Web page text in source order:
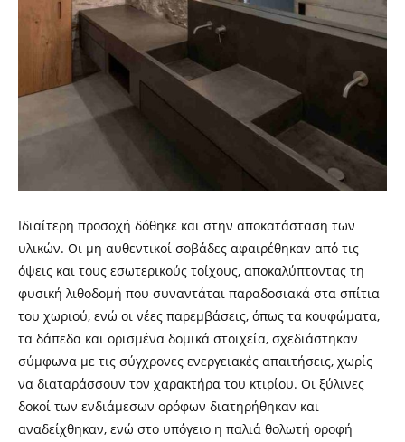
Ιδιαίτερη προσοχή δόθηκε και στην αποκατάσταση των
υλικών. Οι μη αυθεντικοί σοβάδες αφαιρέθηκαν από τις
όψεις και τους εσωτερικούς τοίχους, αποκαλύπτοντας τη
φυσική λιθοδομή που συναντάται παραδοσιακά στα σπίτια
του χωριού, ενώ οι νέες παρεμβάσεις, όπως τα κουφώματα,
τα δάπεδα και ορισμένα δομικά στοιχεία, σχεδιάστηκαν
σύμφωνα με τις σύγχρονες ενεργειακές απαιτήσεις, χωρίς
να διαταράσσουν τον χαρακτήρα του κτιρίου. Οι ξύλινες
δοκοί των ενδιάμεσων ορόφων διατηρήθηκαν και
αναδείχθηκαν, ενώ στο υπόγειο η παλιά θολωτή οροφή